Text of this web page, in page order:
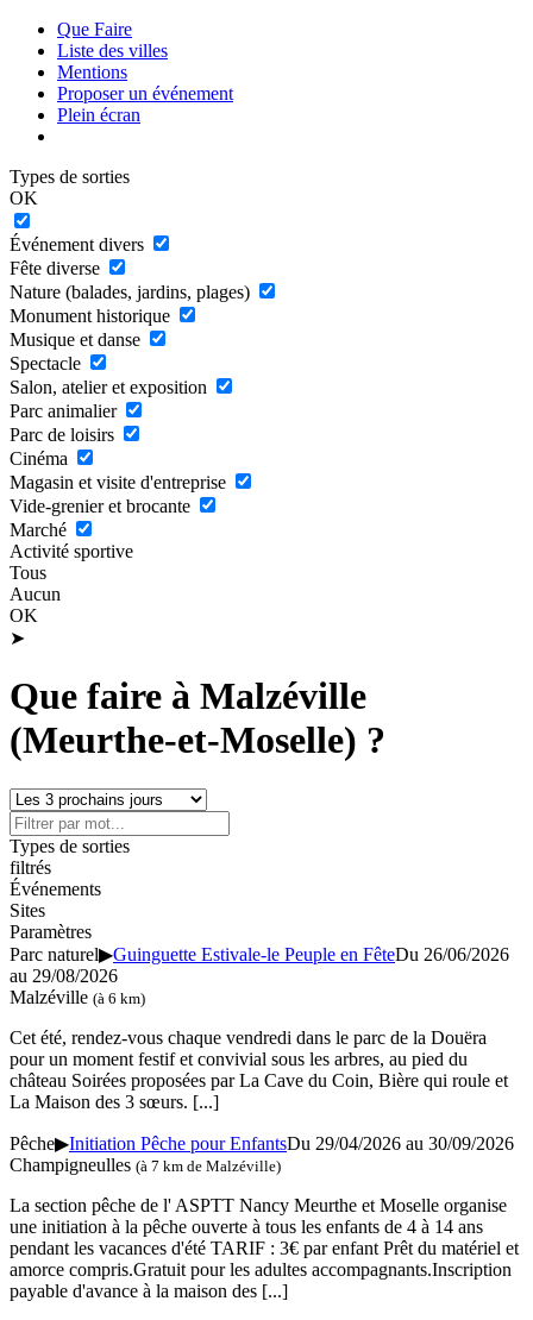
Que Faire
Liste des villes
Mentions
Proposer un événement
Plein écran
Types de sorties
OK
Événement divers
Fête diverse
Nature (balades, jardins, plages)
Monument historique
Musique et danse
Spectacle
Salon, atelier et exposition
Parc animalier
Parc de loisirs
Cinéma
Magasin et visite d'entreprise
Vide-grenier et brocante
Marché
Activité sportive
Tous
Aucun
OK
➤
Que faire à Malzéville
(Meurthe-et-Moselle) ?
Types de sorties
filtrés
Événements
Sites
Paramètres
Parc naturel▶Guinguette Estivale-le Peuple en FêteDu 26/06/2026
au 29/08/2026
Malzéville (à 6 km)
Cet été, rendez-vous chaque vendredi dans le parc de la Douëra
pour un moment festif et convivial sous les arbres, au pied du
château Soirées proposées par La Cave du Coin, Bière qui roule et
La Maison des 3 sœurs. [...]
Pêche▶Initiation Pêche pour EnfantsDu 29/04/2026 au 30/09/2026
Champigneulles (à 7 km de Malzéville)
La section pêche de l' ASPTT Nancy Meurthe et Moselle organise
une initiation à la pêche ouverte à tous les enfants de 4 à 14 ans
pendant les vacances d'été TARIF : 3€ par enfant Prêt du matériel et
amorce compris.Gratuit pour les adultes accompagnants.Inscription
payable d'avance à la maison des [...]